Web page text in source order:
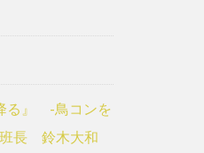
る』 -鳥コンを
長 鈴木大和